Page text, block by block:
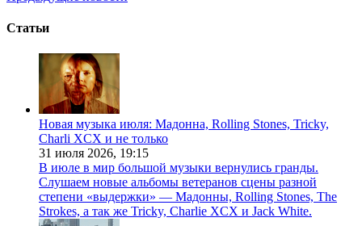
Статьи
Новая музыка июля: Мадонна, Rolling Stones, Tricky,
Charli XCX и не только
31 июля 2026, 19:15
В июле в мир большой музыки вернулись гранды.
Слушаем новые альбомы ветеранов сцены разной
степени «выдержки» — Мадонны, Rolling Stones, The
Strokes, а так же Tricky, Charlie XCX и Jack White.